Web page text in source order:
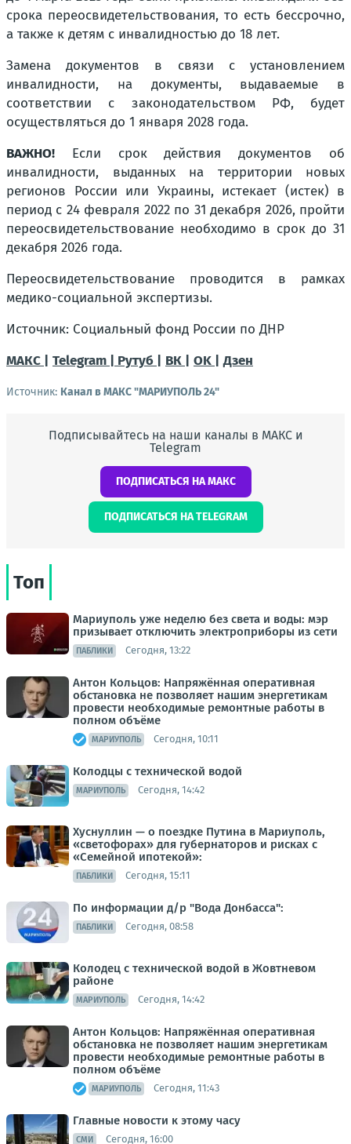
срока переосвидетельствования, то есть бессрочно,
а также к детям с инвалидностью до 18 лет.
Замена документов в связи с установлением
инвалидности, на документы, выдаваемые в
соответствии с законодательством РФ, будет
осуществляться до 1 января 2028 года.
ВАЖНО! Если срок действия документов об
инвалидности, выданных на территории новых
регионов России или Украины, истекает (истек) в
период с 24 февраля 2022 по 31 декабря 2026, пройти
переосвидетельствование необходимо в срок до 31
декабря 2026 года.
Переосвидетельствование проводится в рамках
медико-социальной экспертизы.
Источник: Социальный фонд России по ДНР
МАКС | Telegram | Рутуб | ВК | OK | Дзен
Источник: Канал в МАКС "МАРИУПОЛЬ 24"
Подписывайтесь на наши каналы в МАКС и
Telegram
ПОДПИСАТЬСЯ НА МАКС
ПОДПИСАТЬСЯ НА TELEGRAM
Топ
Мариуполь уже неделю без света и воды: мэр
призывает отключить электроприборы из сети
ПАБЛИКИ Сегодня, 13:22
Антон Кольцов: Напряжённая оперативная
обстановка не позволяет нашим энергетикам
провести необходимые ремонтные работы в
полном объёме
МАРИУПОЛЬ Сегодня, 10:11
Колодцы с технической водой
МАРИУПОЛЬ Сегодня, 14:42
Хуснуллин — о поездке Путина в Мариуполь,
«светофорах» для губернаторов и рисках с
«Семейной ипотекой»:
ПАБЛИКИ Сегодня, 15:11
По информации д/р "Вода Донбасса":
ПАБЛИКИ Сегодня, 08:58
Колодец с технической водой в Жовтневом
районе
МАРИУПОЛЬ Сегодня, 14:42
Антон Кольцов: Напряжённая оперативная
обстановка не позволяет нашим энергетикам
провести необходимые ремонтные работы в
полном объёме
МАРИУПОЛЬ Сегодня, 11:43
Главные новости к этому часу
СМИ Сегодня, 16:00